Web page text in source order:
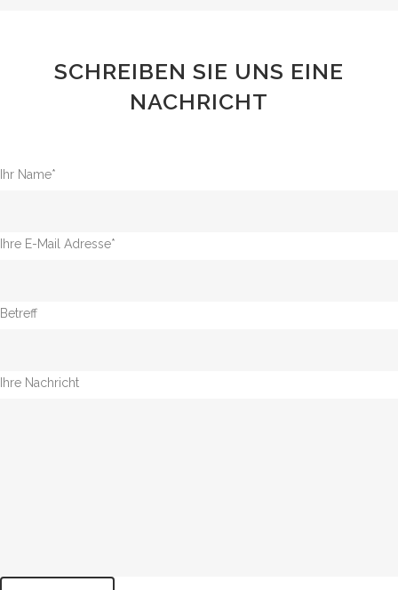
SCHREIBEN SIE UNS EINE
NACHRICHT
Ihr Name*
Ihre E-Mail Adresse*
Betreff
Ihre Nachricht